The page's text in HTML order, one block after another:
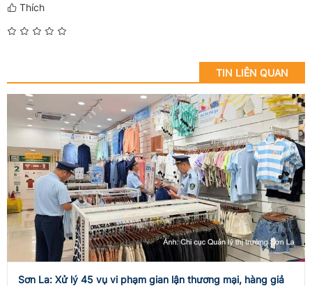
Thích
TIN LIÊN QUAN
Sơn La: Xử lý 45 vụ vi phạm gian lận thương mại, hàng giả